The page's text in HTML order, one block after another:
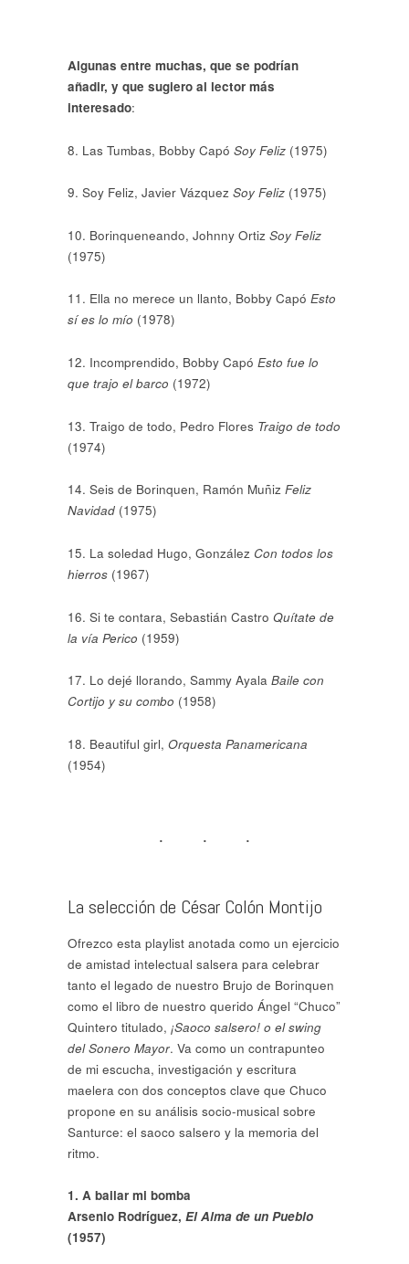
Algunas entre muchas, que se podrían
añadir, y que sugiero al lector más
interesado:
8. Las Tumbas, Bobby Capó Soy Feliz (1975)
9. Soy Feliz, Javier Vázquez Soy Feliz (1975)
10. Borinqueneando, Johnny Ortiz Soy Feliz
(1975)
11. Ella no merece un llanto, Bobby Capó Esto
sí es lo mío (1978)
12. Incomprendido, Bobby Capó Esto fue lo
que trajo el barco (1972)
13. Traigo de todo, Pedro Flores Traigo de todo
(1974)
14. Seis de Borinquen, Ramón Muñiz Feliz
Navidad (1975)
15. La soledad Hugo, González Con todos los
hierros (1967)
16. Si te contara, Sebastián Castro Quítate de
la vía Perico (1959)
17. Lo dejé llorando, Sammy Ayala Baile con
Cortijo y su combo (1958)
18. Beautiful girl, Orquesta Panamericana
(1954)
La selección de César Colón Montijo
Ofrezco esta playlist anotada como un ejercicio
de amistad intelectual salsera para celebrar
tanto el legado de nuestro Brujo de Borinquen
como el libro de nuestro querido Ángel “Chuco”
Quintero titulado, ¡Saoco salsero! o el swing
del Sonero Mayor. Va como un contrapunteo
de mi escucha, investigación y escritura
maelera con dos conceptos clave que Chuco
propone en su análisis socio-musical sobre
Santurce: el saoco salsero y la memoria del
ritmo.
1. A bailar mi bomba
Arsenio Rodríguez, El Alma de un Pueblo
(1957)